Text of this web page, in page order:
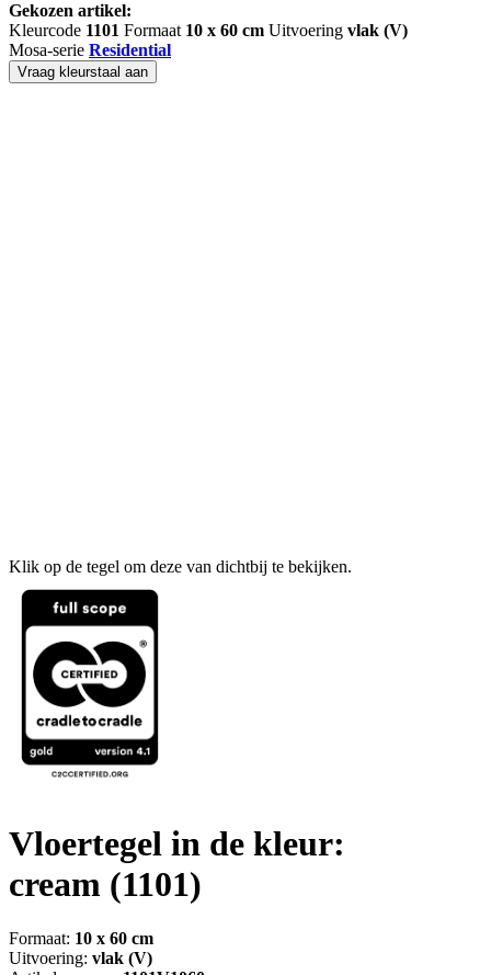
Gekozen artikel:
Kleurcode 1101 Formaat 10 x 60 cm Uitvoering vlak (V)
Mosa-serie Residential
Vraag kleurstaal aan
Klik op de tegel om deze van dichtbij te bekijken.
Vloertegel in de kleur:
cream (1101)
Formaat: 10 x 60 cm
Uitvoering: vlak (V)